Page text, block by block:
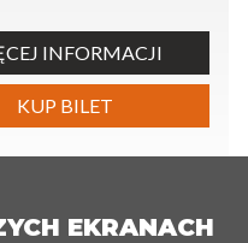
INFORMACJI
KUP BILET
EKRANACH